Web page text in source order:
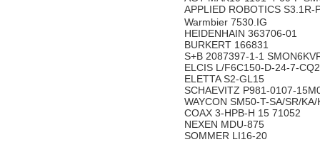
APPLIED ROBOTICS
Warmbier 7530.IG
HEIDENHAIN 363706-01
BURKERT 166831
S+B 2087397-1-1
ELCIS L/F6C150-D-24-7-CQ2
ELETTA S2-GL15
SCHAEVITZ P981-0107-
WAYCON SM50-T-SA/SR/KA/
COAX 3-HPB-H 15 71052
NEXEN MDU-875
SOMMER LI16-20